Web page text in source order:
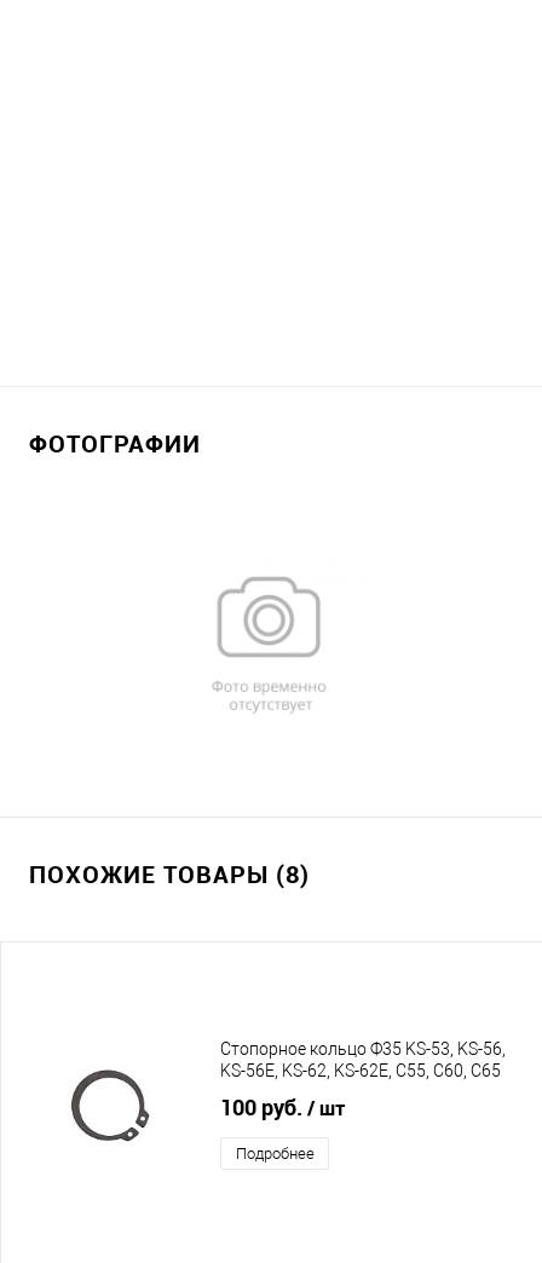
ФОТОГРАФИИ
ПОХОЖИЕ ТОВАРЫ (8)
Стопорное кольцо Ф35 KS-53, KS-56,
KS-56E, KS-62, KS-62E, C55, С60, C65
100 руб. / шт
Подробнее